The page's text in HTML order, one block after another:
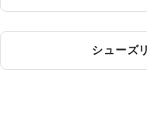
シューズ